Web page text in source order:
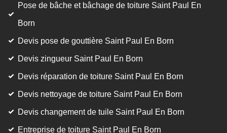
Pose de bâche et bâchage de toiture Saint Paul En
Born
Devis pose de gouttière Saint Paul En Born
Devis zingueur Saint Paul En Born
Devis réparation de toiture Saint Paul En Born
Devis nettoyage de toiture Saint Paul En Born
Devis changement de tuile Saint Paul En Born
Entreprise de toiture Saint Paul En Born